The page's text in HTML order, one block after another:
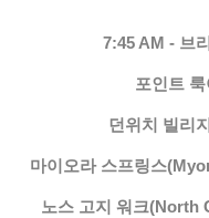
7:45 AM - 브
포인트
던위치 빌리
마이오라 스프링스
노스 고지 워크(North